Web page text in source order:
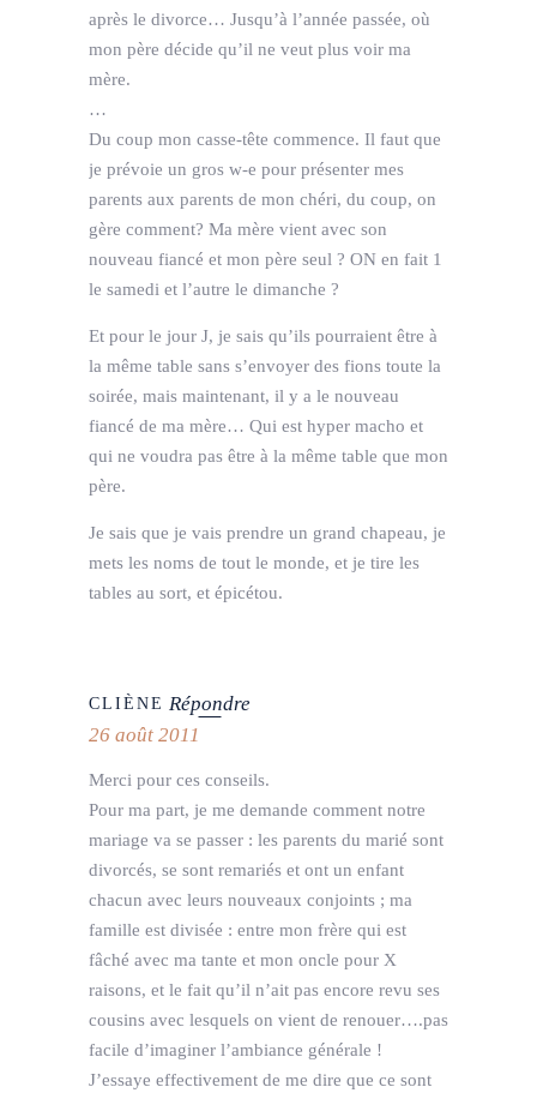
après le divorce… Jusqu’à l’année passée, où
mon père décide qu’il ne veut plus voir ma
mère.
…
Du coup mon casse-tête commence. Il faut que
je prévoie un gros w-e pour présenter mes
parents aux parents de mon chéri, du coup, on
gère comment? Ma mère vient avec son
nouveau fiancé et mon père seul ? ON en fait 1
le samedi et l’autre le dimanche ?
Et pour le jour J, je sais qu’ils pourraient être à
la même table sans s’envoyer des fions toute la
soirée, mais maintenant, il y a le nouveau
fiancé de ma mère… Qui est hyper macho et
qui ne voudra pas être à la même table que mon
père.
Je sais que je vais prendre un grand chapeau, je
mets les noms de tout le monde, et je tire les
tables au sort, et épicétou.
CLIÈNE Répondre
26 août 2011
Merci pour ces conseils.
Pour ma part, je me demande comment notre
mariage va se passer : les parents du marié sont
divorcés, se sont remariés et ont un enfant
chacun avec leurs nouveaux conjoints ; ma
famille est divisée : entre mon frère qui est
fâché avec ma tante et mon oncle pour X
raisons, et le fait qu’il n’ait pas encore revu ses
cousins avec lesquels on vient de renouer….pas
facile d’imaginer l’ambiance générale !
J’essaye effectivement de me dire que ce sont